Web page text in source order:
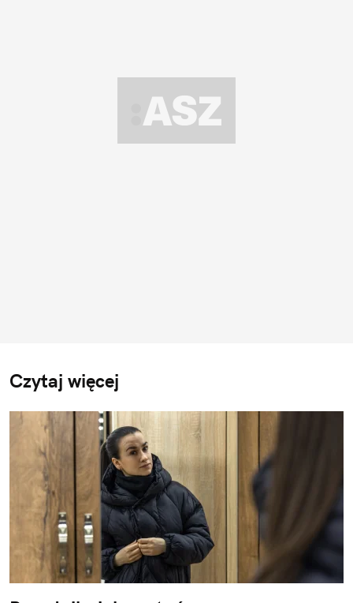
Czytaj więcej